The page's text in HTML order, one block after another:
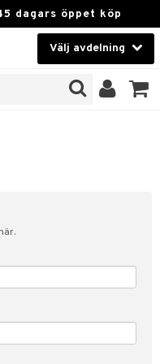
dagars öppet köp
Välj avdelning